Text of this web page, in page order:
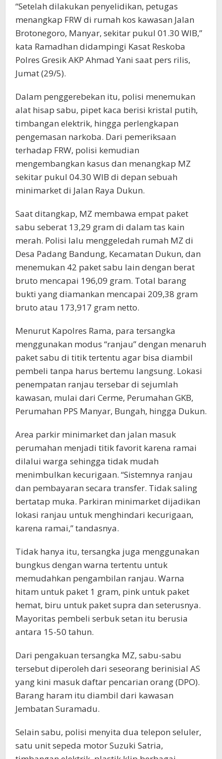
“Setelah dilakukan penyelidikan, petugas
menangkap FRW di rumah kos kawasan Jalan
Brotonegoro, Manyar, sekitar pukul 01.30 WIB,”
kata Ramadhan didampingi Kasat Reskoba
Polres Gresik AKP Ahmad Yani saat pers rilis,
Jumat (29/5).
Dalam penggerebekan itu, polisi menemukan
alat hisap sabu, pipet kaca berisi kristal putih,
timbangan elektrik, hingga perlengkapan
pengemasan narkoba. Dari pemeriksaan
terhadap FRW, polisi kemudian
mengembangkan kasus dan menangkap MZ
sekitar pukul 04.30 WIB di depan sebuah
minimarket di Jalan Raya Dukun.
Saat ditangkap, MZ membawa empat paket
sabu seberat 13,29 gram di dalam tas kain
merah. Polisi lalu menggeledah rumah MZ di
Desa Padang Bandung, Kecamatan Dukun, dan
menemukan 42 paket sabu lain dengan berat
bruto mencapai 196,09 gram. Total barang
bukti yang diamankan mencapai 209,38 gram
bruto atau 173,917 gram netto.
Menurut Kapolres Rama, para tersangka
menggunakan modus “ranjau” dengan menaruh
paket sabu di titik tertentu agar bisa diambil
pembeli tanpa harus bertemu langsung. Lokasi
penempatan ranjau tersebar di sejumlah
kawasan, mulai dari Cerme, Perumahan GKB,
Perumahan PPS Manyar, Bungah, hingga Dukun.
Area parkir minimarket dan jalan masuk
perumahan menjadi titik favorit karena ramai
dilalui warga sehingga tidak mudah
menimbulkan kecurigaan. “Sistemnya ranjau
dan pembayaran secara transfer. Tidak saling
bertatap muka. Parkiran minimarket dijadikan
lokasi ranjau untuk menghindari kecurigaan,
karena ramai,” tandasnya.
Tidak hanya itu, tersangka juga menggunakan
bungkus dengan warna tertentu untuk
memudahkan pengambilan ranjau. Warna
hitam untuk paket 1 gram, pink untuk paket
hemat, biru untuk paket supra dan seterusnya.
Mayoritas pembeli serbuk setan itu berusia
antara 15-50 tahun.
Dari pengakuan tersangka MZ, sabu-sabu
tersebut diperoleh dari seseorang berinisial AS
yang kini masuk daftar pencarian orang (DPO).
Barang haram itu diambil dari kawasan
Jembatan Suramadu.
Selain sabu, polisi menyita dua telepon seluler,
satu unit sepeda motor Suzuki Satria,